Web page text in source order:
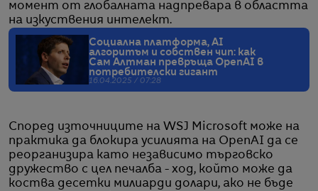
момент от глобалната надпревара в областта
на изкуствения интелект.
Социална платформа, AI
алгоритъм и собствен чип: как
Сам Алтман превръща OpenAI в
потребителски гигант
16.04.2025 / 07:28
Според източниците на WSJ Microsoft може на
практика да блокира усилията на OpenAI да се
реорганизира като независимо търговско
дружество с цел печалба - ход, който може да
коства десетки милиарди долари, ако не бъде